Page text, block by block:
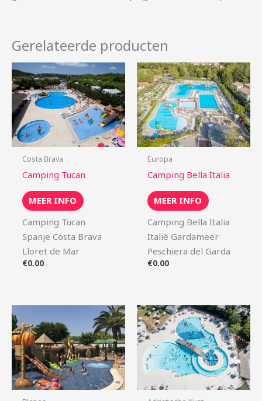
Gerelateerde producten
Costa Brava
Camping Tucan
MEER INFO
Camping Tucan
Spanje Costa Brava
Lloret de Mar
€0.00
Europa
Camping Bella Italia
MEER INFO
Camping Bella Italia
Italië Gardameer
Peschiera del Garda
€0.00